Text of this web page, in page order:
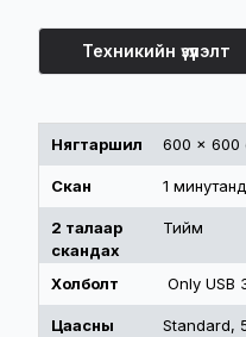
Техникийн үзүүлэлт
Техникийн үзүүлэлт
Нягтаршил 600 x 600
Скан 1
2 талаар
скандах
Тийм
Холболт Only USB
Цаасны
Standard,